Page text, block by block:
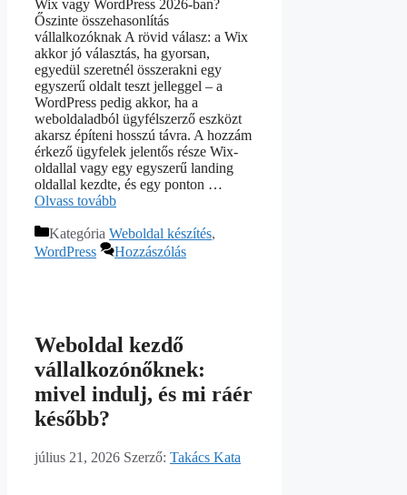
Wix vagy WordPress 2026-ban?
Őszinte összehasonlítás
vállalkozóknak A rövid válasz: a Wix
akkor jó választás, ha gyorsan,
egyedül szeretnél összerakni egy
egyszerű oldalt teszt jelleggel – a
WordPress pedig akkor, ha a
weboldaladból ügyfélszerző eszközt
akarsz építeni hosszú távra. A hozzám
érkező ügyfelek jelentős része Wix-
oldallal vagy egy egyszerű landing
oldallal kezdte, és egy ponton …
Olvass tovább
Kategória Weboldal készítés,
WordPress
Hozzászólás
Weboldal kezdő
vállalkozónőknek:
mivel indulj, és mi ráér
később?
július 21, 2026 Szerző: Takács Kata